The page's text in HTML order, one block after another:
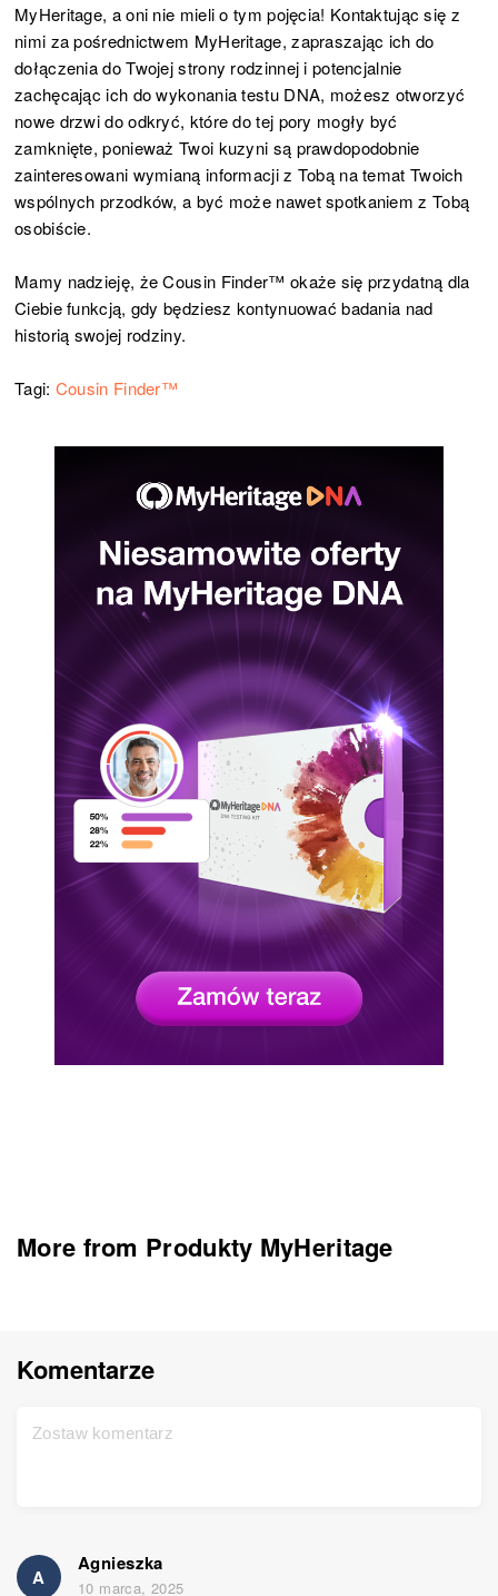
MyHeritage, a oni nie mieli o tym pojęcia! Kontaktując się z
nimi za pośrednictwem MyHeritage, zapraszając ich do
dołączenia do Twojej strony rodzinnej i potencjalnie
zachęcając ich do wykonania testu DNA, możesz otworzyć
nowe drzwi do odkryć, które do tej pory mogły być
zamknięte, ponieważ Twoi kuzyni są prawdopodobnie
zainteresowani wymianą informacji z Tobą na temat Twoich
wspólnych przodków, a być może nawet spotkaniem z Tobą
osobiście.
Mamy nadzieję, że Cousin Finder™ okaże się przydatną dla
Ciebie funkcją, gdy będziesz kontynuować badania nad
historią swojej rodziny.
Tagi: Cousin Finder™
More from Produkty MyHeritage
Komentarze
A
Agnieszka
10 marca, 2025